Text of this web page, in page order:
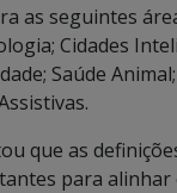
as seguintes
Cidades
Saúde
que as
para alinhar